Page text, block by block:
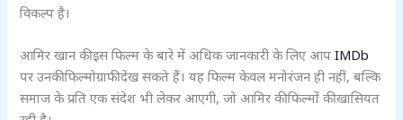
विकल्प है।
आमिर खान की इस फिल्म के बारे में अधिक जानकारी के लिए आपIMDb
पर उनकी फिल्मोग्राफी देख सकते हैं। यह फिल्म केवल मनोरंजन ही नहीं, बल्कि
समाज के प्रति एक संदेश भी लेकर आएगी, जो आमिर की फिल्मों की खासियत